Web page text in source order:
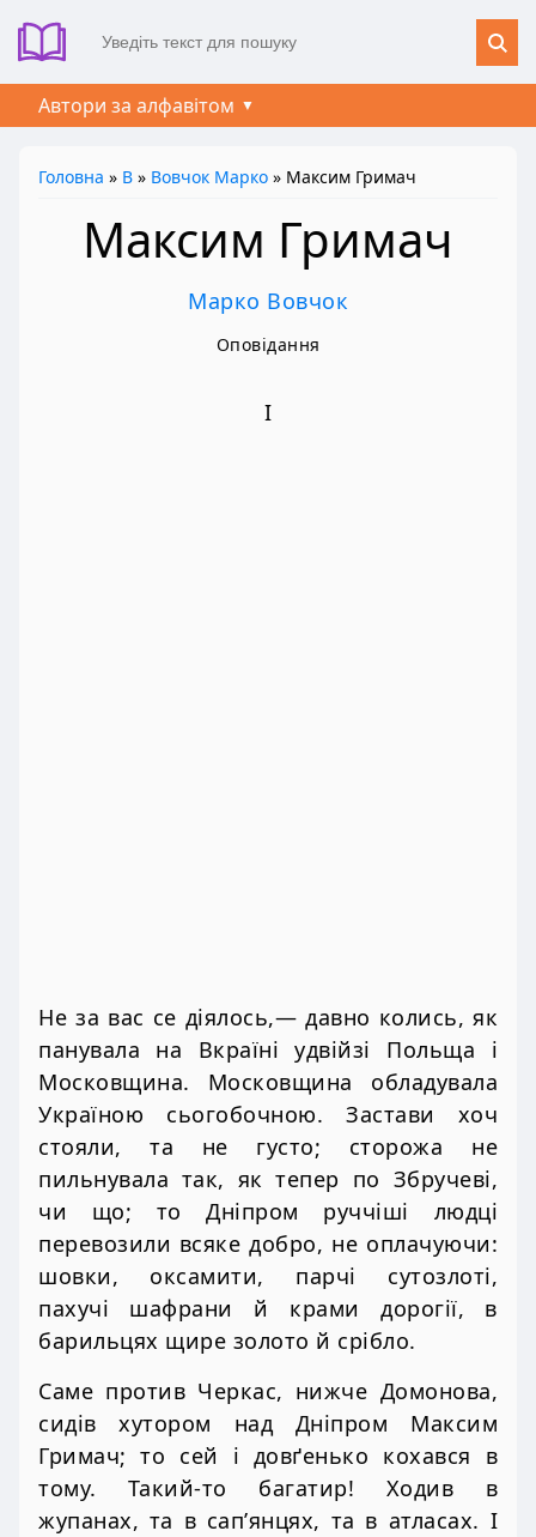
Автори за алфавітом
Головна » В » Вовчок Марко » Максим Гримач
Максим Гримач
Марко Вовчок
Оповідання
І
Не за вас се діялось,— давно колись, як
панувала на Вкраїні удвійзі Польща і
Московщина. Московщина обладувала
Україною сьогобочною. Застави хоч
стояли, та не густо; сторожа не
пильнувала так, як тепер по Збручеві,
чи що; то Дніпром руччіші людці
перевозили всяке добро, не оплачуючи:
шовки, оксамити, парчі сутозлоті,
пахучі шафрани й крами дорогії, в
барильцях щире золото й срібло.
Саме против Черкас, нижче Домонова,
сидів хутором над Дніпром Максим
Гримач; то сей і довґенько кохався в
тому. Такий-то багатир! Ходив в
жупанах, та в сап’янцях, та в атласах. І